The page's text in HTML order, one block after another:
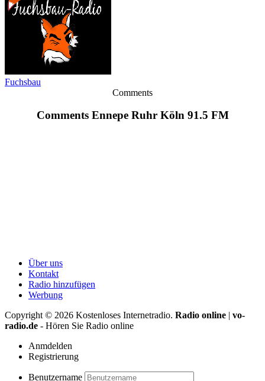
Fuchsbau
Comments
Comments Ennepe Ruhr Köln 91.5 FM
Über uns
Kontakt
Radio hinzufügen
Werbung
Copyright © 2026 Kostenloses Internetradio. Radio online | vo-
radio.de - Hören Sie Radio online
Anmdelden
Registrierung
Benutzername